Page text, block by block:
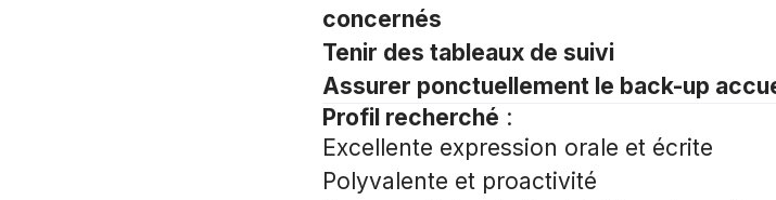
concernés
Tenir des tableaux de suivi
Assurer ponctuellement le back-up
Profil recherché :
Excellente expression orale et écrite
Polyvalente et proactivité